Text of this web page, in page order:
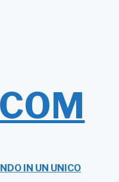
IN UN UNICO